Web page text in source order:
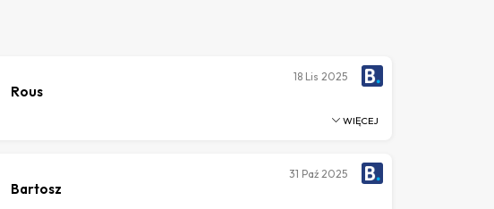
Rous
18 Lis 2025
WIĘCEJ
Bartosz
31 Paź 2025